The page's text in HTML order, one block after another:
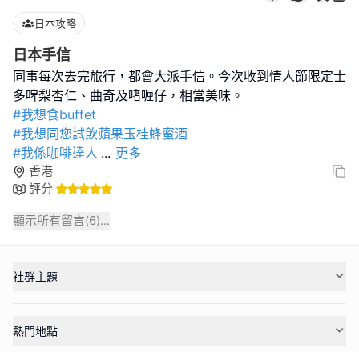
日本攻略
日本手信
同事每次去完旅行，都會大派手信。今次收到情人節限定士
#我想食buffet
#我想同您試飲蘋果玉桂蜂蜜酒
#我係咖啡達人 ... 更多
香港
評分
顯示所有留言(6)...
社群主題
熱門地點